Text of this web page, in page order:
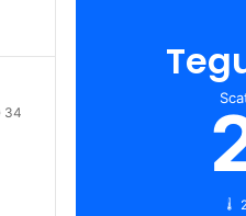
34